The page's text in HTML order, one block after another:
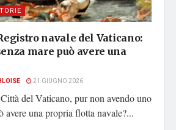
navale del Vaticano:
mare può avere una
21 GIUGNO 2026
del Vaticano, pur non avendo uno
avere una propria flotta navale?...